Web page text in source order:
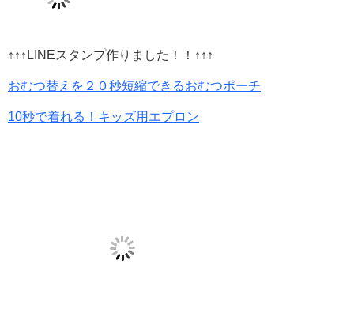
↑↑↑LINEスタンプ作りました！！↑↑↑
おむつ替えを２０秒短縮できるおむつポーチ
10秒で着れる！キッズ用エプロン